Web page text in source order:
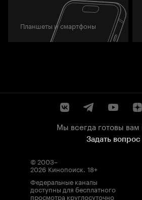
Планшеты и смартфоны
Мы всегда готовы вам
Задать вопрос
© 2003–
2026 Кинопоиск. 18+
Федеральные каналы
доступны для бесплатного
просмотра круглосуточно